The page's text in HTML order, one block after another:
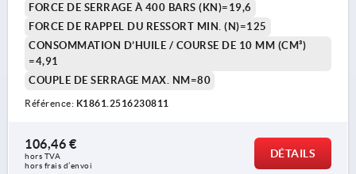
FORCE DE SERRAGE À 400 BARS (KN)=19,6
FORCE DE RAPPEL DU RESSORT MIN. (N)=125
CONSOMMATION D’HUILE / COURSE DE 10 MM (CM³)
=4,91
COUPLE DE SERRAGE MAX. NM=80
Référence: K1861.2516230811
106,46 €
hors TVA
hors frais d’envoi
DÉTAILS